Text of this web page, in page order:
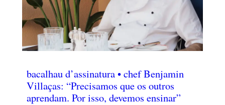
bacalhau d’assinatura • chef Benjamin
Villaças: “Precisamos que os outros
aprendam. Por isso, devemos ensinar”